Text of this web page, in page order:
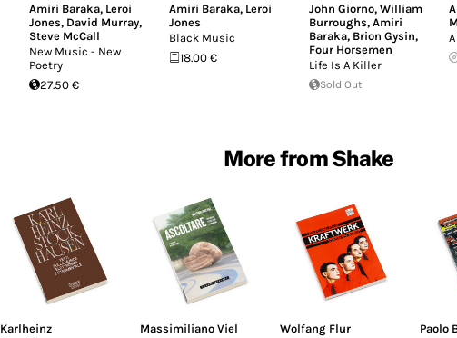
Amiri Baraka, Leroi
Jones, David Murray,
Steve McCall
New Music - New
Poetry
27.50 €
Amiri Baraka, Leroi
Jones
Black Music
18.00 €
John Giorno, William
Burroughs, Amiri
Baraka, Brion Gysin,
Four Horsemen
Life Is A Killer
Sold Out
More from Shake
Karlheinz
Massimiliano Viel
Wolfang Flur
Paolo